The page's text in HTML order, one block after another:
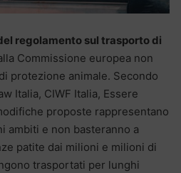
regolamento sul trasporto di
Commissione europea non
protezione animale. Secondo
Italia, CIWF Italia, Essere
proposte rappresentano
ambiti e non basteranno a
patite dai milioni e milioni di
trasportati per lunghi